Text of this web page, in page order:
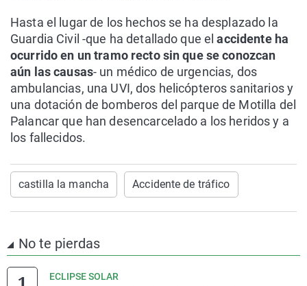
Hasta el lugar de los hechos se ha desplazado la
Guardia Civil -que ha detallado que elaccidente ha
ocurrido en un tramo recto sin que se conozcan
aún las causas- un médico de urgencias, dos
ambulancias, una UVI, dos helicópteros sanitarios y
una dotación de bomberos del parque de Motilla del
Palancar que han desencarcelado a los heridos y a
los fallecidos.
castilla la mancha Accidente de tráfico
No te pierdas
ECLIPSE SOLAR